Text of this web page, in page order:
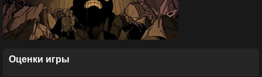
Оценки игры